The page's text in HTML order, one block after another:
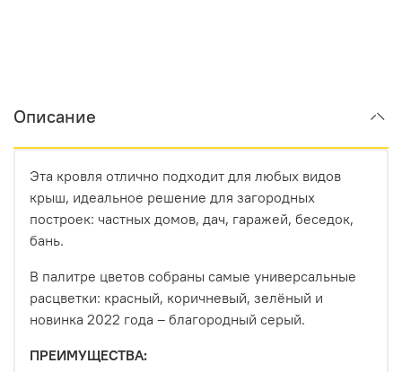
Описание
Эта кровля отлично подходит для любых видов
крыш, идеальное решение для загородных
построек: частных домов, дач, гаражей, беседок,
бань.
В палитре цветов собраны самые универсальные
расцветки: красный, коричневый, зелёный и
новинка 2022 года – благородный серый.
ПРЕИМУЩЕСТВА: